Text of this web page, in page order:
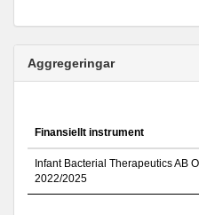
Aggregeringar
Finansiellt instrument
Infant Bacterial Therapeutics AB
2022/2025